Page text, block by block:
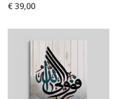
€ 39,00